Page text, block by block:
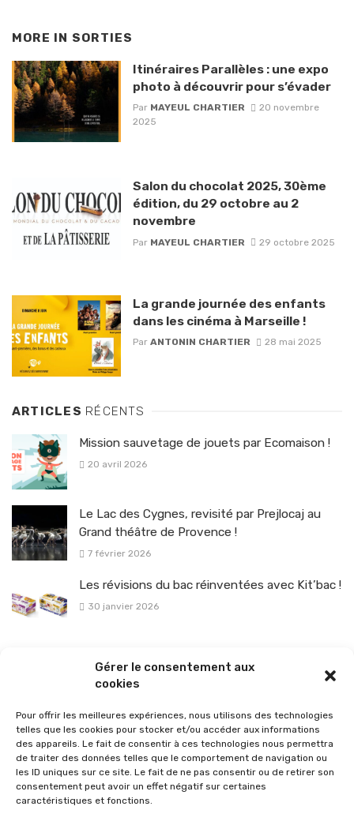
Gérer le consentement aux
cookies
Pour offrir les meilleures expériences, nous utilisons des technologies
telles que les cookies pour stocker et/ou accéder aux informations
des appareils. Le fait de consentir à ces technologies nous permettra
de traiter des données telles que le comportement de navigation ou
les ID uniques sur ce site. Le fait de ne pas consentir ou de retirer son
consentement peut avoir un effet négatif sur certaines
caractéristiques et fonctions.
MORE IN SORTIES
Itinéraires Parallèles : une expo
photo à découvrir pour s’évader
Par MAYEUL CHARTIER
20 novembre
2025
Salon du chocolat 2025, 30ème
édition, du 29 octobre au 2
novembre
Par MAYEUL CHARTIER 29 octobre 2025
La grande journée des enfants
dans les cinéma à Marseille !
Par ANTONIN CHARTIER 28 mai 2025
ARTICLES RÉCENTS
Mission sauvetage de jouets par Ecomaison !
20 avril 2026
Le Lac des Cygnes, revisité par Prejlocaj au
Grand théâtre de Provence !
7 février 2026
Les révisions du bac réinventées avec Kit’bac !
30 janvier 2026